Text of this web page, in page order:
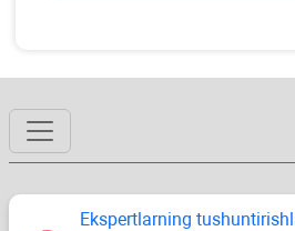
Ekspertlarning